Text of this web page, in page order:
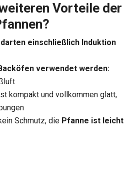
Vorteile der
einschließlich Induktion
verwendet werden:
kompakt und vollkommen glatt,
Schmutz, die Pfanne ist leicht